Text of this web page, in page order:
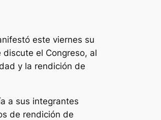
este viernes su
el Congreso, al
y la rendición de
a sus integrantes
de rendición de